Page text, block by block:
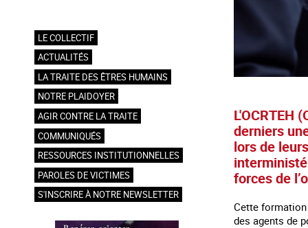
Navigation
principale
LE COLLECTIF
ACTUALITÉS
LA TRAITE DES ÊTRES HUMAINS
NOTRE PLAIDOYER
AGIR CONTRE LA TRAITE
COMMUNIQUÉS
RESSOURCES INSTITUTIONNELLES
PAROLES DE VICTIMES
S'INSCRIRE À NOTRE NEWSLETTER
L'OCRTEH
derniers
lors de
forces de
Cette
des agents de